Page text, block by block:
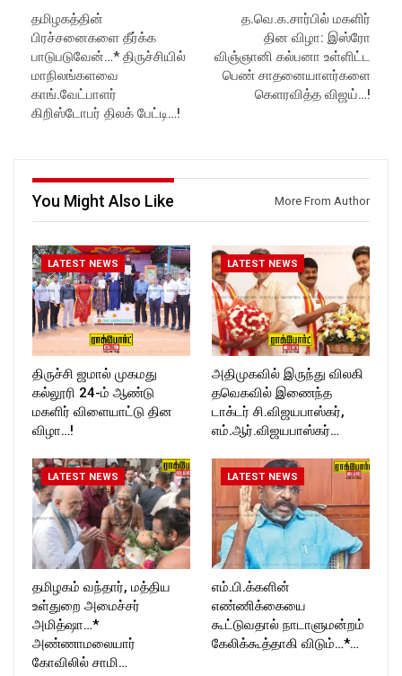
Website:https://rockforttimes.
in//
Subscribe:
https://www.youtube.com/@r
ockforttimes
Like us on:
https://www.facebook.com/R
ckforttimes/
Follow us on:
https://twitter.com/ROCKFOR
ockforttimes
https://www.facebook.com/R
ockforttimes
Follow us on:
https://www.instagram.com/ro
தமிழகத்தின்
பிரச்சனைகளை தீர்க்க
பாடுபடுவேன்…* திருச்சியில்
மாநிலங்களவை
காங்.வேட்பாளர்
கிறிஸ்டோபர் திலக் பேட்டி…!
த.வெ.க.சார்பில் மகளிர்
தின விழா: இஸ்ரோ
விஞ்ஞானி கல்பனா உள்ளிட்ட
பெண் சாதனையாளர்களை
கெளரவித்த விஜய்…!
You Might Also Like More From Author
LATEST NEWS
திருச்சி ஜமால் முகமது
கல்லூரி 24-ம் ஆண்டு
மகளிர் விளையாட்டு தின
விழா…!
LATEST NEWS
அதிமுகவில் இருந்து விலகி
தவெகவில் இணைந்த
டாக்டர் சி.விஜயபாஸ்கர்,
எம்.ஆர்.விஜயபாஸ்கர்…
LATEST NEWS
தமிழகம் வந்தார், மத்திய
உள்துறை அமைச்சர்
அமித்ஷா…*
அண்ணாமலையார்
கோவிலில் சாமி…
LATEST NEWS
எம்.பி.க்களின்
எண்ணிக்கையை
கூட்டுவதால் நாடாளுமன்றம்
கேலிக்கூத்தாகி விடும்…*…